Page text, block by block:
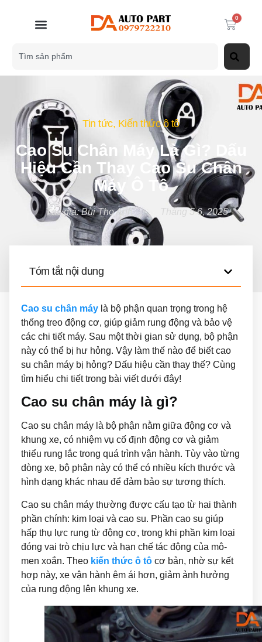
0
Tin tức, Kiến thức ô tô
Cao Su Chân Máy Là Gì? Dấu
Hiệu Cần Thay Cao Su Chân
Máy Ô Tô
Tác giả:Bùi Thọ Anh Tháng 5 6, 2025
Tóm tắt nội dung
Cao su chân máy là bộ phận quan trọng trong hệ
thống treo động cơ, giúp giảm rung động và bảo vệ
các chi tiết máy. Sau một thời gian sử dụng, bộ phận
này có thể bị hư hỏng. Vậy làm thế nào để biết cao
su chân máy bị hỏng? Dấu hiệu cần thay thế? Cùng
tìm hiểu chi tiết trong bài viết dưới đây!
Cao su chân máy là gì?
Cao su chân máy là bộ phận nằm giữa động cơ và
khung xe, có nhiệm vụ cố định động cơ và giảm
thiểu rung lắc trong quá trình vận hành. Tùy vào từng
dòng xe, bộ phận này có thể có nhiều kích thước và
hình dạng khác nhau để đảm bảo sự tương thích.
Cao su chân máy thường được cấu tạo từ hai thành
phần chính: kim loại và cao su. Phần cao su giúp
hấp thụ lực rung từ động cơ, trong khi phần kim loại
đóng vai trò chịu lực và hạn chế tác động của mô-
men xoắn. Theo kiến thức ô tô cơ bản, nhờ sự kết
hợp này, xe vận hành êm ái hơn, giảm ảnh hưởng
của rung động lên khung xe.